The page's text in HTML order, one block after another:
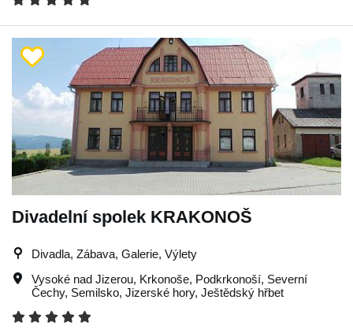
Divadelní spolek KRAKONOŠ
Divadla, Zábava, Galerie, Výlety
Vysoké nad Jizerou, Krkonoše, Podkrkonoší, Severní
Čechy, Semilsko, Jizerské hory, Ještědský hřbet